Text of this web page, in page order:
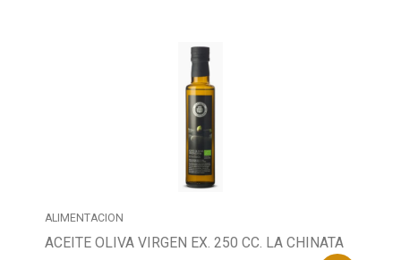
ALIMENTACION
ACEITE OLIVA VIRGEN EX. 250 CC. LA CHINATA